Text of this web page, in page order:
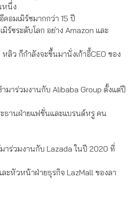
หนึ่ง
อมเมิร์ซมากกว่า 15 ปี
ร์ซระดับโลก อย่าง Amazon และ
ลิว ก็กำลังจะขึ้นมานั่งเก้าอี้CEO ของ
ามาร่วมงานกับ Alibaba Group ตั้งแต่ปี
ธานฝ่ายแฟชั่นและแบรนด์หรู คน
าร่วมงานกับ Lazada ในปี 2020 ที่
ะหัวหน้าฝ่ายธุรกิจ LazMall ของลา